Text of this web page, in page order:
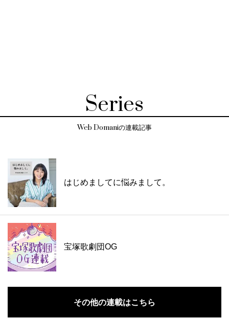
Series
Web Domaniの連載記事
はじめましてに悩みまして。
宝塚歌劇団OG
その他の連載はこちら